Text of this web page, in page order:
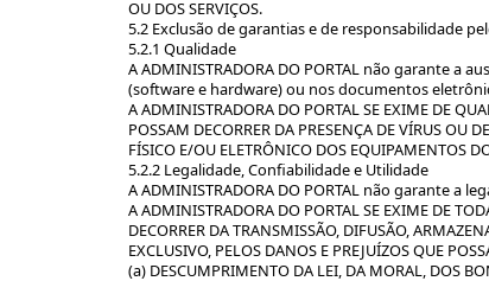
OU DOS SERVIÇOS.
5.2 Exclusão de garantias e de responsabilidade
5.2.1 Qualidade
A ADMINISTRADORA DO PORTAL não garante
(software e hardware) ou nos documentos
A ADMINISTRADORA DO PORTAL SE EXIME DE
POSSAM DECORRER DA PRESENÇA DE VÍRUS OU
FÍSICO E/OU ELETRÔNICO DOS EQUIPAMENTOS
5.2.2 Legalidade, Confiabilidade e Utilidade
A ADMINISTRADORA DO PORTAL não garante a
A ADMINISTRADORA DO PORTAL SE EXIME DE
DECORRER DA TRANSMISSÃO, DIFUSÃO,
EXCLUSIVO, PELOS DANOS E PREJUÍZOS QUE
(a) DESCUMPRIMENTO DA LEI, DA MORAL, DOS